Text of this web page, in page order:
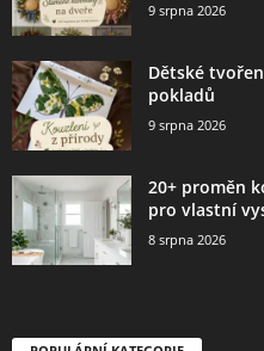
9 srpna 2026
Dětské
pokladů
9 srpna 2026
20+ proměn
pro vlastní
8 srpna 2026